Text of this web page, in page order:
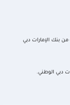
بنك الإمارات دبي
دبي الوطني.